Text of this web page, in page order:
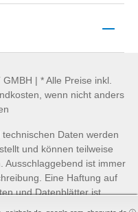
| * Alle Preise inkl.
wenn nicht anders
Daten werden
und können teilweise
Ausschlaggebend ist immer
Eine Haftung auf
und Datenblätter ist